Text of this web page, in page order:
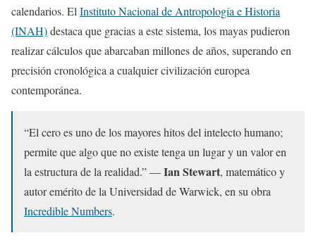
calendarios. El Instituto Nacional de Antropología e Historia
(INAH)destaca que gracias a este sistema, los mayas pudieron
realizar cálculos que abarcaban millones de años, superando en
precisión cronológica a cualquier civilización europea
contemporánea.
“El cero es uno de los mayores hitos del intelecto humano;
permite que algo que no existe tenga un lugar y un valor en
la estructura de la realidad.” —Ian Stewart, matemático y
autor emérito de la Universidad de Warwick, en su obra
Incredible Numbers.